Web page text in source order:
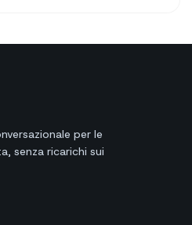
per le
senza ricarichi sui